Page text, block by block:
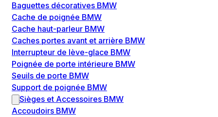
Baguettes décoratives BMW
Cache de poignée BMW
Cache haut-parleur BMW
Caches portes avant et arrière BMW
Interrupteur de lève-glace BMW
Poignée de porte intérieure BMW
Seuils de porte BMW
Support de poignée BMW
Sièges et Accessoires BMW
Accoudoirs BMW